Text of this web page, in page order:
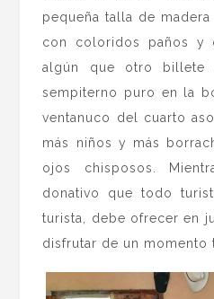
pequeña talla de
con coloridos paños y
algún que otro
sempiterno puro en la
ventanuco del cuarto
más niños y más
ojos chisposos.
donativo que todo
turista, debe ofrecer en
disfrutar de un momento